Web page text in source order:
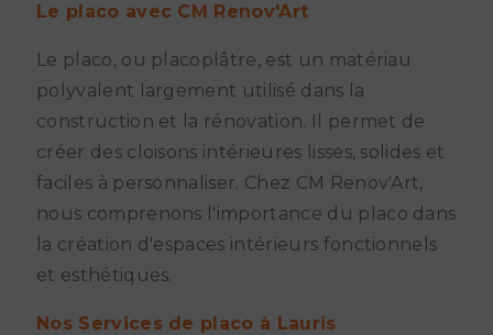
Le placo avec CM Renov'Art
Le placo, ou placoplâtre, est un matériau
polyvalent largement utilisé dans la
construction et la rénovation. Il permet de
créer des cloisons intérieures lisses, solides et
faciles à personnaliser. Chez CM Renov'Art,
nous comprenons l'importance du placo dans
la création d'espaces intérieurs fonctionnels
et esthétiques.
Nos Services de placo à Lauris